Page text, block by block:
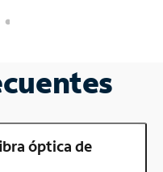
óptica de